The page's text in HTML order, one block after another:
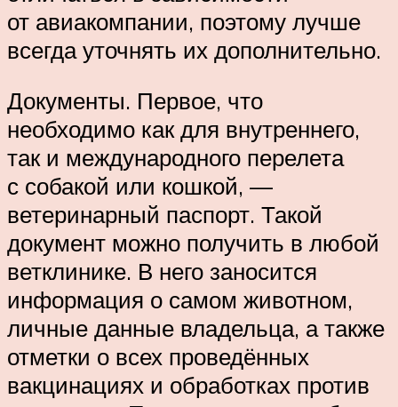
от авиакомпании, поэтому лучше
всегда уточнять их дополнительно.
Документы. Первое, что
необходимо как для внутреннего,
так и международного перелета
с собакой или кошкой, —
ветеринарный паспорт. Такой
документ можно получить в любой
ветклинике. В него заносится
информация о самом животном,
личные данные владельца, а также
отметки о всех проведённых
вакцинациях и обработках против